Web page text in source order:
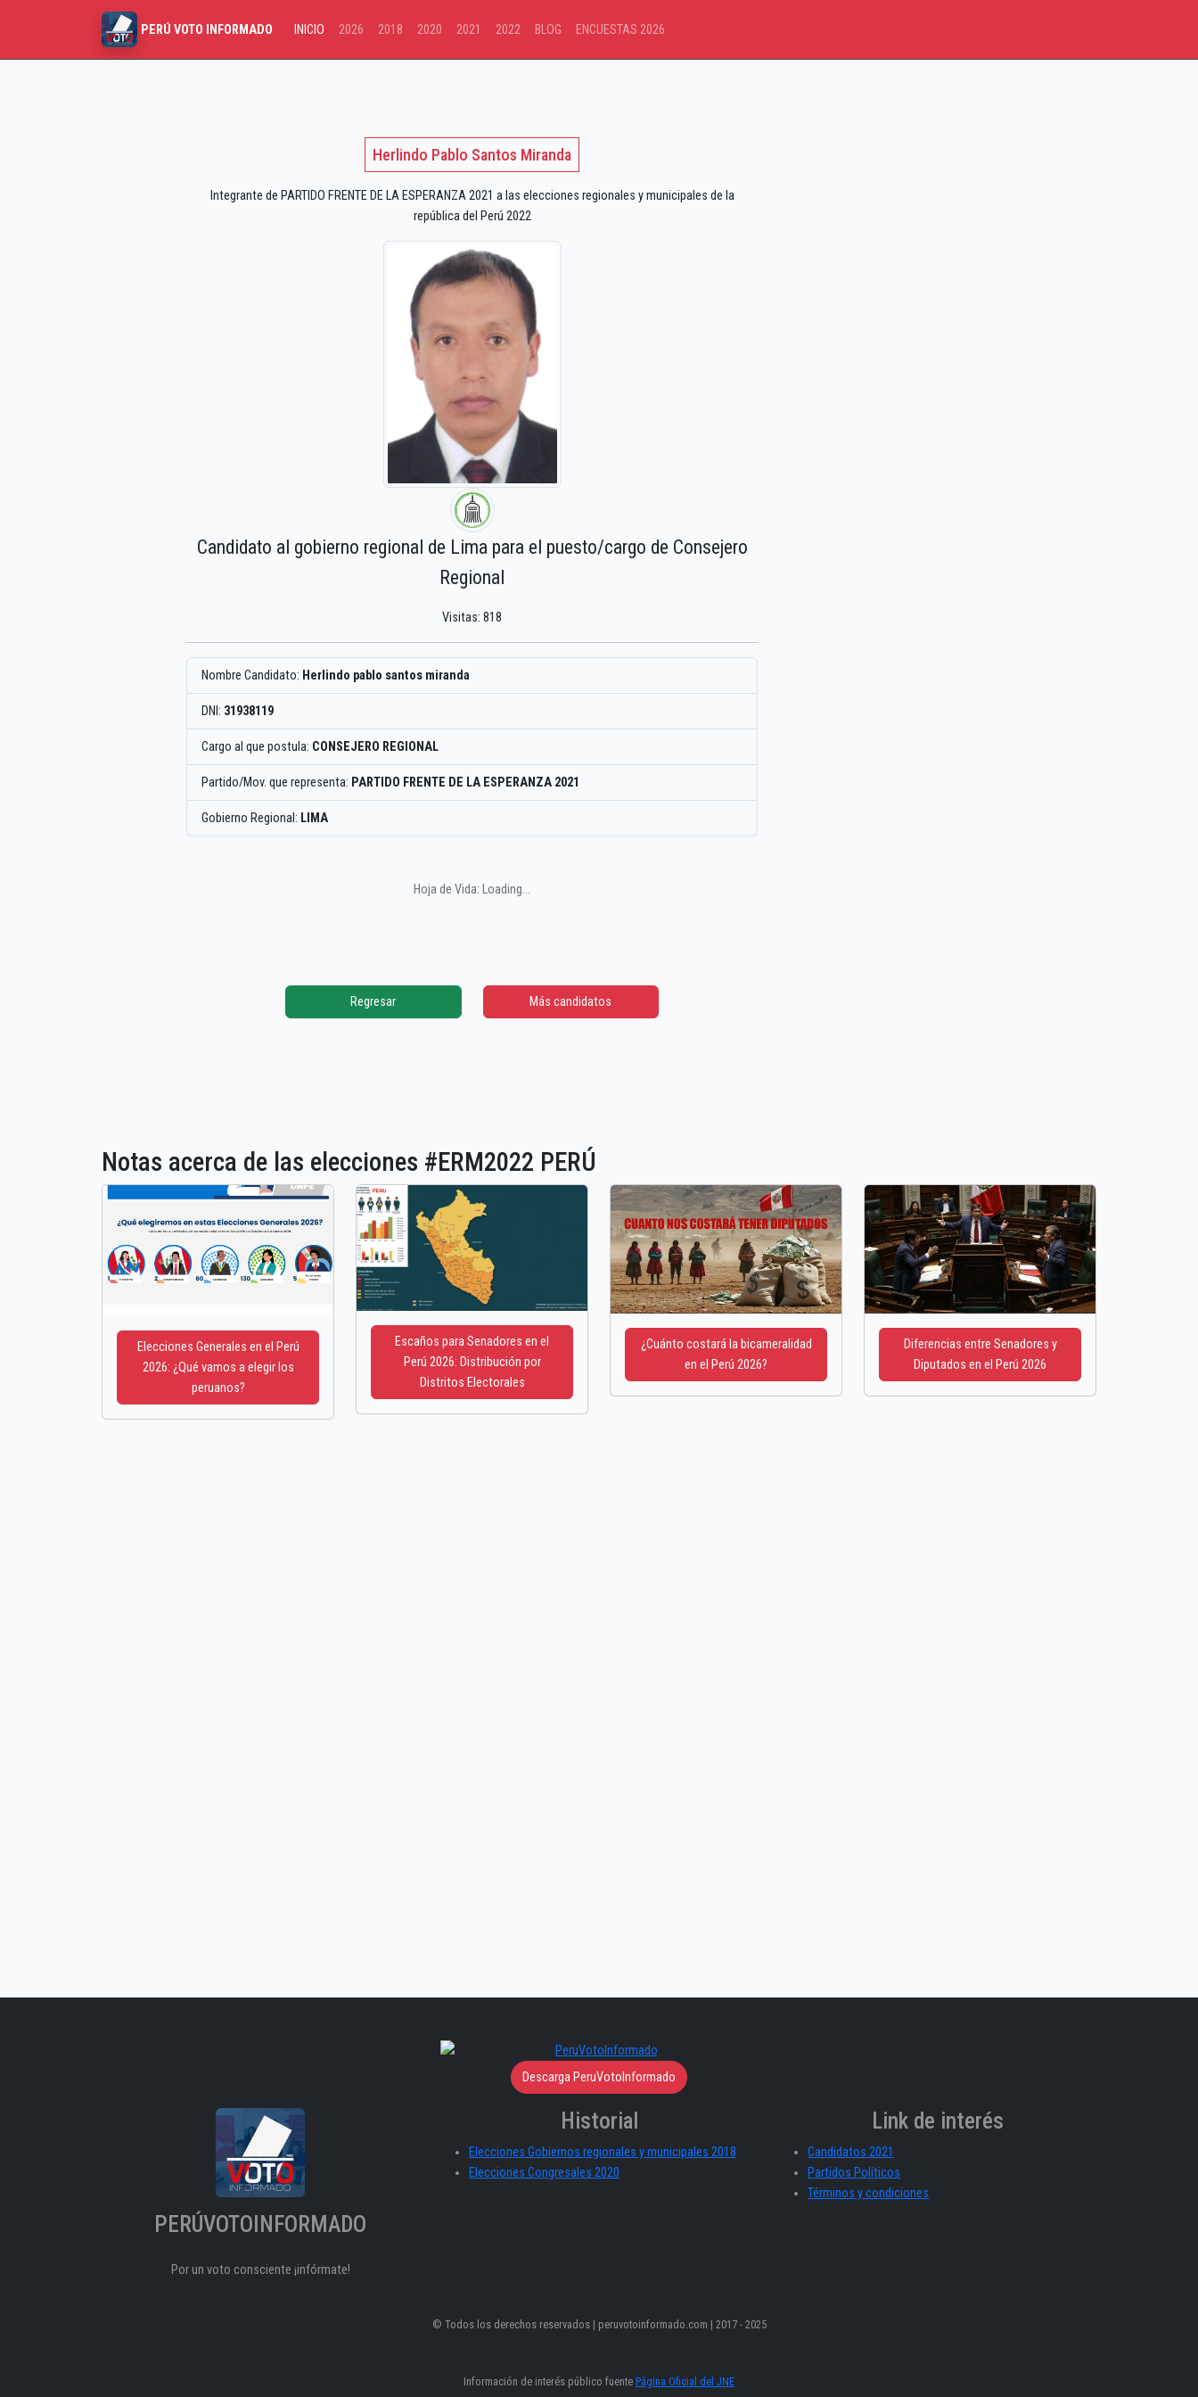
PERÚ VOTO INFORMADO INICIO 2026 2018 2020 2021 2022 BLOG ENCUESTAS 2026
Herlindo Pablo Santos Miranda
Integrante de PARTIDO FRENTE DE LA ESPERANZA 2021 a las elecciones regionales y municipales de la
república del Perú 2022
Candidato al gobierno regional de Lima para el puesto/cargo de Consejero
Regional
Visitas: 818
Nombre Candidato: Herlindo pablo santos miranda
DNI: 31938119
Cargo al que postula: CONSEJERO REGIONAL
Partido/Mov. que representa: PARTIDO FRENTE DE LA ESPERANZA 2021
Gobierno Regional: LIMA
Hoja de Vida: Loading...
Regresar Más candidatos
Notas acerca de las elecciones #ERM2022 PERÚ
Elecciones Generales en el Perú
2026: ¿Qué vamos a elegir los
peruanos?
Escaños para Senadores en el
Perú 2026: Distribución por
Distritos Electorales
¿Cuánto costará la bicameralidad
en el Perú 2026?
Diferencias entre Senadores y
Diputados en el Perú 2026
Descarga PeruVotoInformado
PERÚVOTOINFORMADO
Por un voto consciente ¡infórmate!
Historial
Elecciones Gobiernos regionales y municipales 2018
Elecciones Congresales 2020
Link de interés
Candidatos 2021
Partidos Políticos
Términos y condiciones
© Todos los derechos reservados | peruvotoinformado.com | 2017 - 2025
Información de interés público fuente Página Oficial del JNE